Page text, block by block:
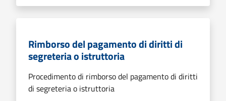
Rimborso del pagamento di diritti di
segreteria o istruttoria
Procedimento di rimborso del pagamento di diritti
di segreteria o istruttoria